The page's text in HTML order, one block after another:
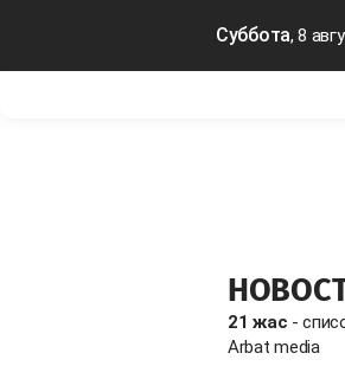
Суббота, 8
21 жас -
Arbat media